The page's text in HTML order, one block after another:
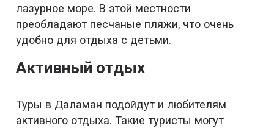
лазурное море. В этой местности
преобладают песчаные пляжи, что очень
удобно для отдыха с детьми.
Активный отдых
Туры в Даламан подойдут и любителям
активного отдыха. Такие туристы могут